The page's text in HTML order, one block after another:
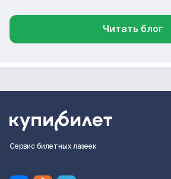
Читать блог
Сервис билетных лазеек